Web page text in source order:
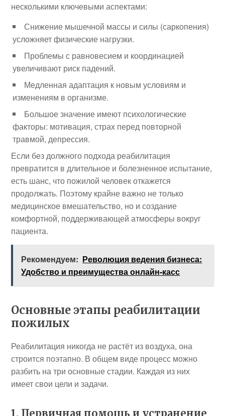
несколькими ключевыми аспектами:
Снижение мышечной массы и силы (саркопения)
усложняет физические нагрузки.
Проблемы с равновесием и координацией
увеличивают риск падений.
Медленная адаптация к новым условиям и
изменениям в организме.
Большое значение имеют психологические
факторы: мотивация, страх перед повторной
травмой, депрессия.
Если без должного подхода реабилитация
превратится в длительное и болезненное испытание,
есть шанс, что пожилой человек откажется
продолжать. Поэтому крайне важно не только
медицинское вмешательство, но и создание
комфортной, поддерживающей атмосферы вокруг
пациента.
Рекомендуем: Революция ведения бизнеса:
Удобство и преимущества онлайн-касс
Основные этапы реабилитации
пожилых
Реабилитация никогда не растёт из воздуха, она
строится поэтапно. В общем виде процесс можно
разбить на три основные стадии. Каждая из них
имеет свои цели и задачи.
1. Первичная помощь и устранение